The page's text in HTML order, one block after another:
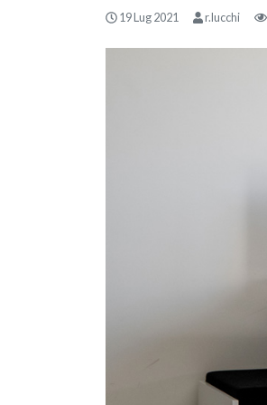
19 Lug 2021 r.lucchi